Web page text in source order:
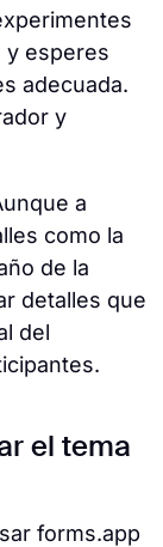
y esperes
adecuada.
y
a
como la
de la
detalles que
del
el tema
forms.app